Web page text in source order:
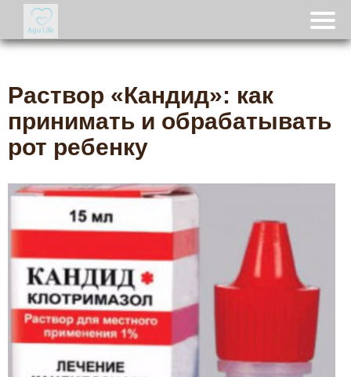
Раствор «Кандид»: как
принимать и обрабатывать
рот ребенку